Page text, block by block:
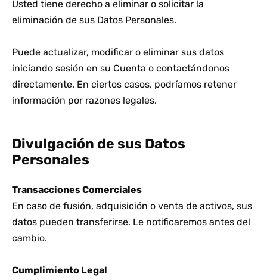
Usted tiene derecho a eliminar o solicitar la
eliminación de sus Datos Personales.
Puede actualizar, modificar o eliminar sus datos
iniciando sesión en su Cuenta o contactándonos
directamente. En ciertos casos, podríamos retener
información por razones legales.
Divulgación de sus Datos
Personales
Transacciones Comerciales
En caso de fusión, adquisición o venta de activos, sus
datos pueden transferirse. Le notificaremos antes del
cambio.
Cumplimiento Legal